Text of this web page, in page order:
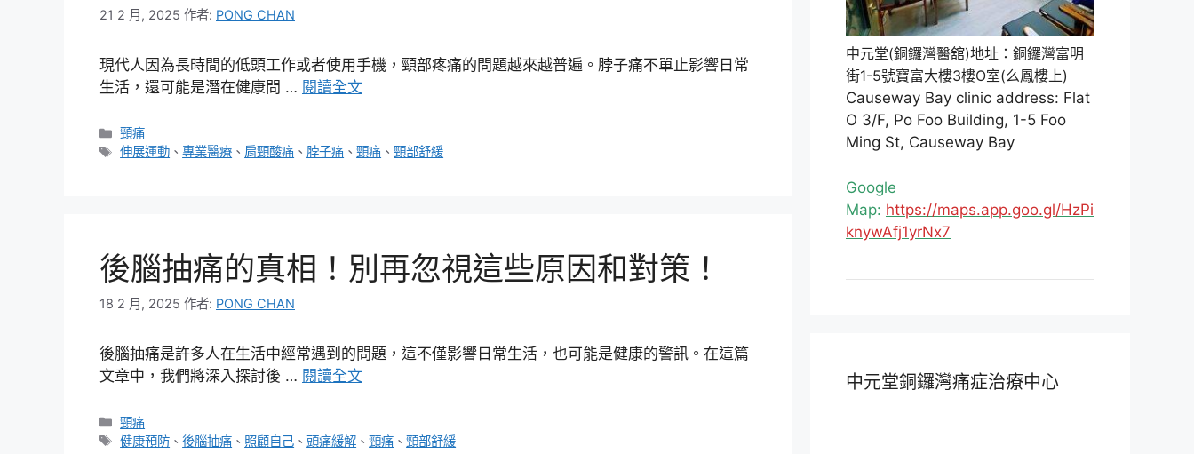
21 2 月, 2025 作者: PONG CHAN
現代人因為長時間的低頭工作或者使用手機，頸部疼痛的問題越來越普遍。脖子痛不單止影響日常
生活，還可能是潛在健康問 … 閱讀全文
分
類
頸痛
標
伸展運動 、專業醫療 、 肩頸酸痛 、 脖子痛 、頸痛 、頸部舒緩
後腦抽痛的真相！別再忽視這些原因和對策！
18 2 月, 2025 作者: PONG CHAN
後腦抽痛是許多人在生活中經常遇到的問題，這不僅影響日常生活，也可能是健康的警訊。在這篇
文章中，我們將深入探討後 … 閱讀全文
分
類
頸痛
標
健康預防 、後腦抽痛 、 照顧自己 、頭痛緩解 、頸痛 、頸部舒緩
中元堂(銅鑼灣醫舘)地址：銅鑼灣富明
街1-5號寶富大樓3樓O室(么鳳樓上)
Causeway Bay clinic address: Flat
O 3/F, Po Foo Building, 1-5 Foo
Ming St, Causeway Bay
Google
Map: https://maps.app.goo.gl/HzPi
knywAfj1yrNx7
中元堂銅鑼灣痛症治療中心